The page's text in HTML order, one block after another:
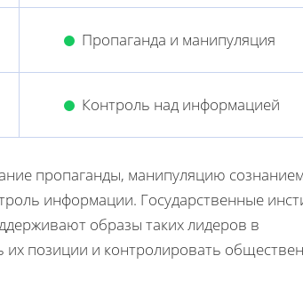
Пропаганда и манипуляция
Контроль над информацией
пропаганды, манипуляцию сознанием
информации. Государственные
образы таких лидеров в
их позиции и контролировать